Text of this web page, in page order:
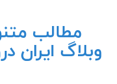
مطالب
وبلاگ ایران